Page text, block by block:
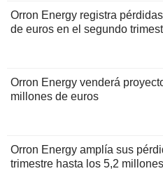
Orron Energy registra
de euros en el segundo
Orron Energy venderá
millones de euros
Orron Energy amplía sus
trimestre hasta los 5,2